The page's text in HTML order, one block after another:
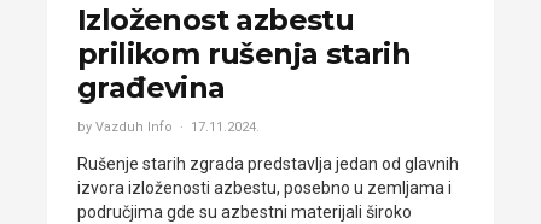
Izloženost azbestu
prilikom rušenja starih
građevina
by Vazduh Info 17.11.2024.
Rušenje starih zgrada predstavlja jedan od glavnih
izvora izloženosti azbestu, posebno u zemljama i
područjima gde su azbestni materijali široko